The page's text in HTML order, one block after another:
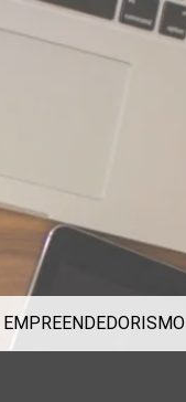
EMPREENDEDORISMO